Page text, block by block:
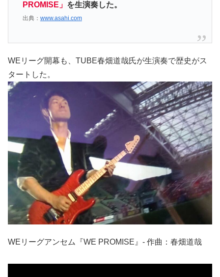
PROMISE」 を生演奏した。
出典： www.asahi.com
WEリーグ開幕も、TUBE春畑道哉氏が生演奏で歴史がス
タートした。
WEリーグアンセム『WE PROMISE』- 作曲：春畑道哉